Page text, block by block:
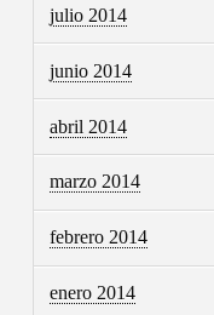
julio 2014
junio 2014
abril 2014
marzo 2014
febrero 2014
enero 2014